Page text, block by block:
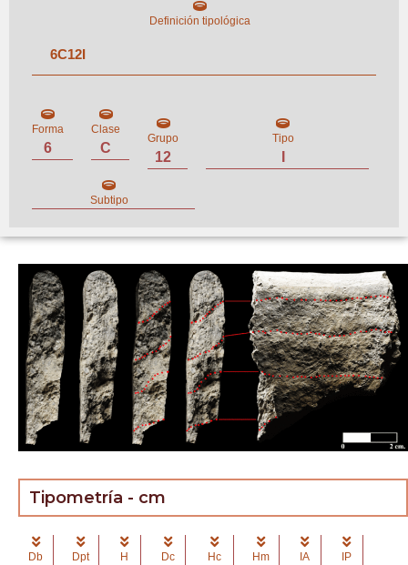
Definición tipológica
6C12I
Forma
6
Clase
C
Grupo
12
Tipo
Subtipo
Tipometría - cm
Db Dpt H Dc Hc Hm IA IP